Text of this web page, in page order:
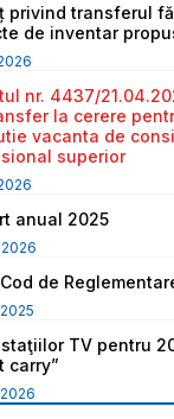
privind transferul
de inventar
nr. 4437/
la cerere
vacanta de
superior
anual 2025
de
TV pentru
carry”